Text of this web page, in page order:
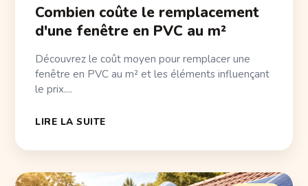
Combien coûte le remplacement
d'une fenêtre en PVC au m²
Découvrez le coût moyen pour remplacer une
fenêtre en PVC au m² et les éléments influençant
le prix....
LIRE LA SUITE